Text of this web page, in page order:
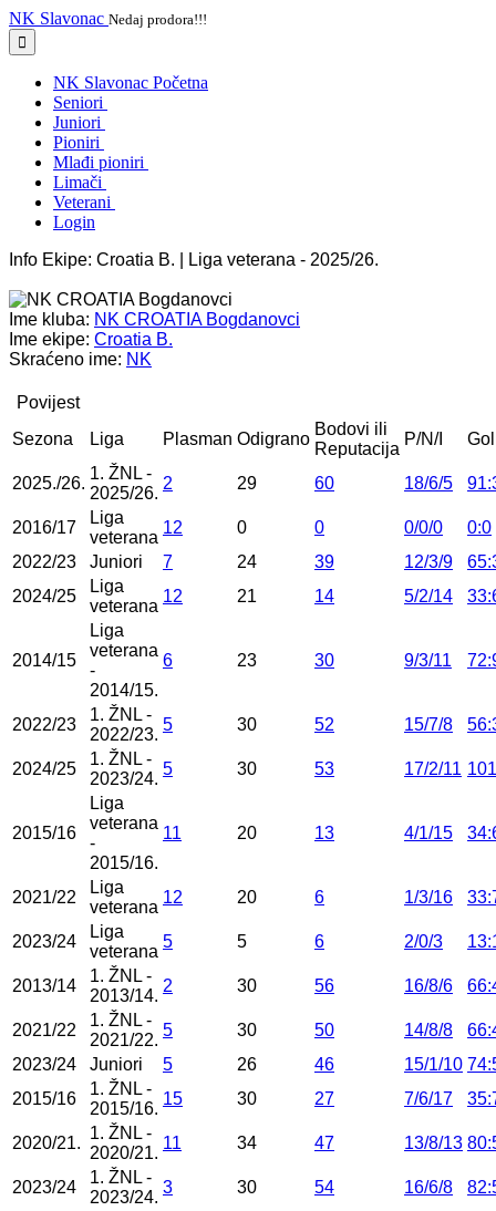
NK Slavonac Nedaj prodora!!!
NK Slavonac Početna
Seniori
Juniori
Pioniri
Mlađi pioniri
Limači
Veterani
Login
Info Ekipe: Croatia B. | Liga veterana - 2025/26.
Ime kluba: NK CROATIA Bogdanovci
Ime ekipe: Croatia B.
Skraćeno ime: NK
Povijest
Sezona
Liga Plasman Odigrano
Bodovi ili
Reputacija
P/N/I Gol
2025./26.
1. ŽNL -
2025/26.
2 29 60 18/6/5
2016/17
Liga
veterana
12 0 0 0/0/0
0:0
2022/23
Juniori 7 24 39 12/3/9
2024/25
Liga
veterana
12 21 14 5/2/14
2014/15
Liga
veterana
-
2014/15.
6 23 30 9/3/11
2022/23
1. ŽNL -
2022/23.
5 30 52 15/7/8
2024/25
1. ŽNL -
2023/24.
5 30 53 17/2/11
2015/16
Liga
veterana
-
2015/16.
11 20 13 4/1/15
2021/22
Liga
veterana
12 20 6 1/3/16
2023/24
Liga
veterana
5 5 6 2/0/3
2013/14
1. ŽNL -
2013/14.
2 30 56 16/8/6
2021/22
1. ŽNL -
2021/22.
5 30 50 14/8/8
2023/24
Juniori 5 26 46 15/1/10
2015/16
1. ŽNL -
2015/16.
15 30 27 7/6/17
2020/21.
1. ŽNL -
2020/21.
11 34 47 13/8/13
2023/24
1. ŽNL -
2023/24.
3 30 54 16/6/8